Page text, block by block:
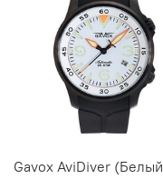
Gavox AviDiver (Белый